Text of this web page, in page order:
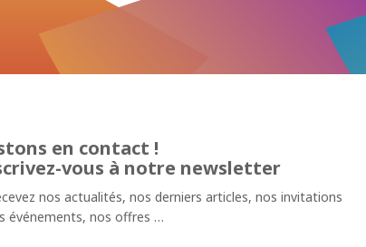
en contact !
vous à notre newsletter
nos actualités, nos derniers articles, nos invitations
événements, nos offres …